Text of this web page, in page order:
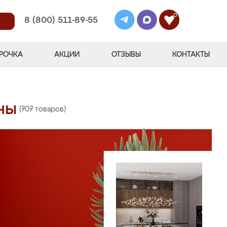
8 (800) 511-89-55
0
АКЦИИ ОТЗЫВЫ КОНТАКТЫ
(707 товаров)